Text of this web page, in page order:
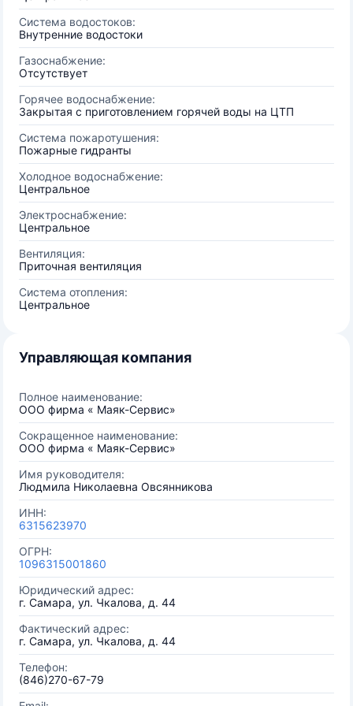
Система водостоков:
Внутренние водостоки
Газоснабжение:
Отсутствует
Горячее водоснабжение:
Закрытая с приготовлением горячей воды на ЦТП
Система пожаротушения:
Пожарные гидранты
Холодное водоснабжение:
Центральное
Электроснабжение:
Центральное
Вентиляция:
Приточная вентиляция
Система отопления:
Центральное
Управляющая компания
Полное наименование:
ООО фирма « Маяк-Сервис»
Сокращенное наименование:
ООО фирма « Маяк-Сервис»
Имя руководителя:
Людмила Николаевна Овсянникова
ИНН:
6315623970
ОГРН:
1096315001860
Юридический адрес:
г. Самара, ул. Чкалова, д. 44
Фактический адрес:
г. Самара, ул. Чкалова, д. 44
Телефон:
(846)270-67-79